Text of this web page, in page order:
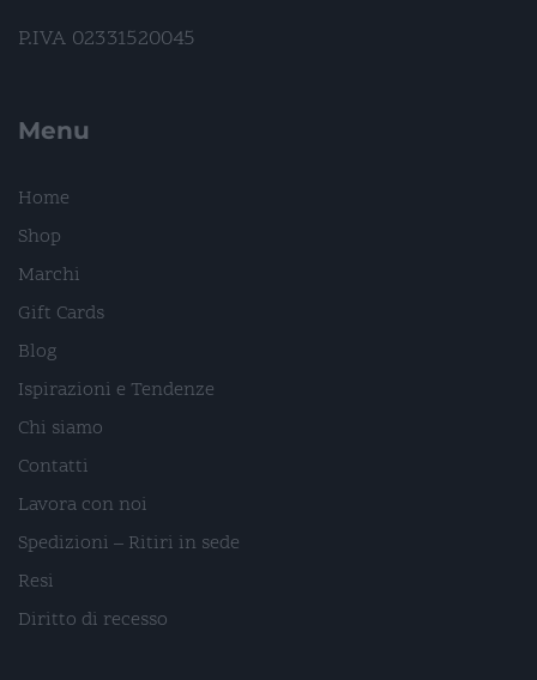
P.IVA 02331520045
Menu
Home
Shop
Marchi
Gift Cards
Blog
Ispirazioni e Tendenze
Chi siamo
Contatti
Lavora con noi
Spedizioni – Ritiri in sede
Resi
Diritto di recesso